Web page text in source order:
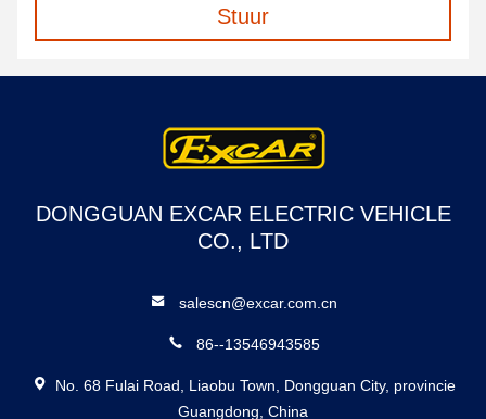
Stuur
DONGGUAN EXCAR ELECTRIC VEHICLE
CO., LTD
salescn@excar.com.cn
86--13546943585
No. 68 Fulai Road, Liaobu Town, Dongguan City, provincie
Guangdong, China